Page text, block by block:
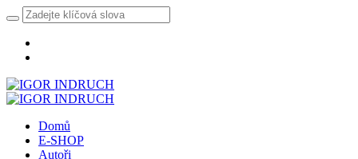
Domů
E-SHOP
Autoři